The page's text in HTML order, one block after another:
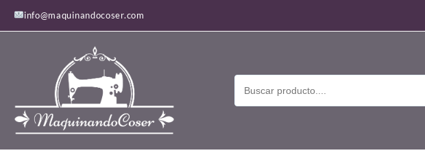
contenido
info@maquinandocoser.com